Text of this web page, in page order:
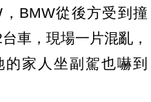
BMW從後方受到撞
車，現場一片混亂，
家人坐副駕也嚇到